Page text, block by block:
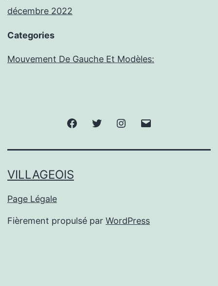
décembre 2022
Categories
Mouvement De Gauche Et Modèles:
FacebookTwitter Instagram
VILLAGEOIS
Page Légale
Fièrement propulsé par WordPress